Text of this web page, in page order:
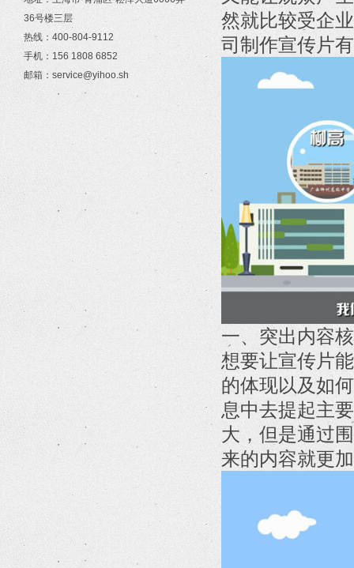
36号楼三层
热线：400-804-9112
手机：156 1808 6852
邮箱：service@yihoo.sh
然就比较受企
司制作宣传片
一、突出内容
想要让宣传片
的体现以及如
息中去提起主
大，但是通过
来的内容就更